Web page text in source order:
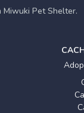
Miwuki Pet Shelter.